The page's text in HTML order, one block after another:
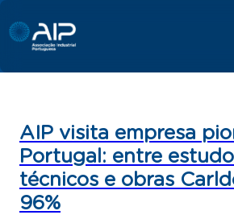
AIP visita empresa
Portugal: entre
técnicos e obras
96%